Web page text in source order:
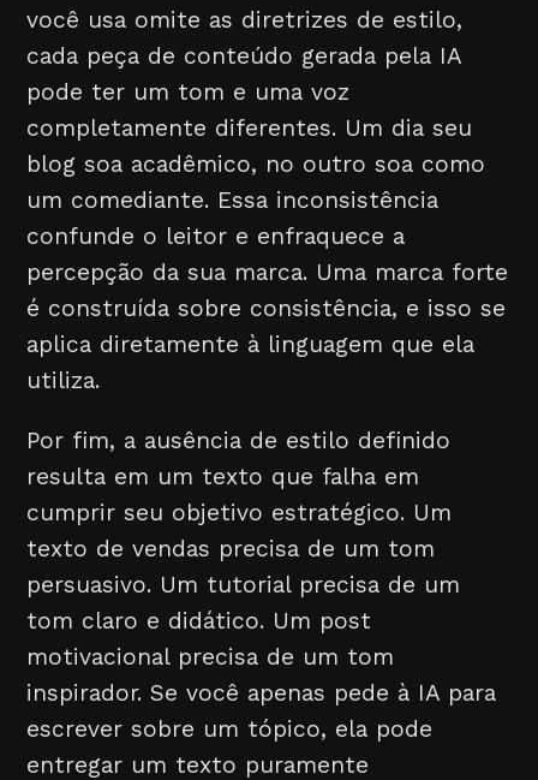
você usa omite as diretrizes de estilo,
cada peça de conteúdo gerada pela IA
pode ter um tom e uma voz
completamente diferentes. Um dia seu
blog soa acadêmico, no outro soa como
um comediante. Essa inconsistência
confunde o leitor e enfraquece a
percepção da sua marca. Uma marca forte
é construída sobre consistência, e isso se
aplica diretamente à linguagem que ela
utiliza.
Por fim, a ausência de estilo definido
resulta em um texto que falha em
cumprir seu objetivo estratégico. Um
texto de vendas precisa de um tom
persuasivo. Um tutorial precisa de um
tom claro e didático. Um post
motivacional precisa de um tom
inspirador. Se você apenas pede à IA para
escrever sobre um tópico, ela pode
entregar um texto puramente